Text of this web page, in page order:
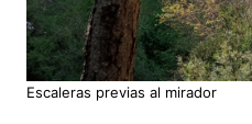
Escaleras previas al mirador